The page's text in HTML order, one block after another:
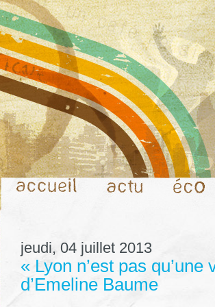
jeudi, 04 juillet 2013
« Lyon n’est pas
d’Emeline Baume